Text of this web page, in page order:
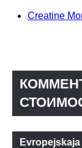
Creatine
Evropejskaja